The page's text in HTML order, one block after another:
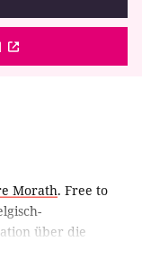
Morath. Free to
über die